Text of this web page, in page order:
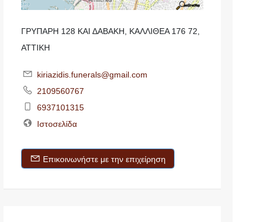
ΓΡΥΠΑΡΗ 128 ΚΑΙ ΔΑΒΑΚΗ, ΚΑΛΛΙΘΕΑ 176 72,
ΑΤΤΙΚΗ
kiriazidis.funerals@gmail.com
2109560767
6937101315
Ιστοσελίδα
Επικοινωνήστε με την επιχείρηση